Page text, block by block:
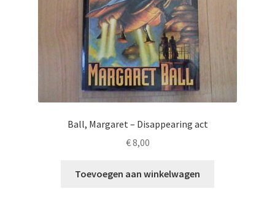
Ball, Margaret – Disappearing act
€8,00
Toevoegen aan winkelwagen